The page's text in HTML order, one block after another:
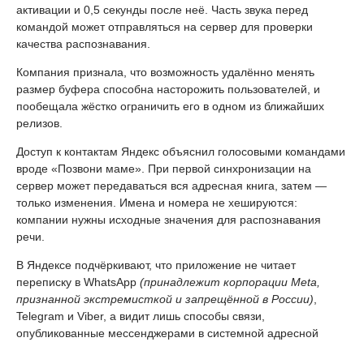
активации и 0,5 секунды после неё. Часть звука перед
командой может отправляться на сервер для проверки
качества распознавания.
Компания признала, что возможность удалённо менять
размер буфера способна насторожить пользователей, и
пообещала жёстко ограничить его в одном из ближайших
релизов.
Доступ к контактам Яндекс объяснил голосовыми командами
вроде «Позвони маме». При первой синхронизации на
сервер может передаваться вся адресная книга, затем —
только изменения. Имена и номера не хешируются:
компании нужны исходные значения для распознавания
речи.
В Яндексе подчёркивают, что приложение не читает
переписку в WhatsApp (принадлежит корпорации Meta,
признанной экстремисткой и запрещённой в России)
Telegram и Viber, а видит лишь способы связи,
опубликованные мессенджерами в системной адресной